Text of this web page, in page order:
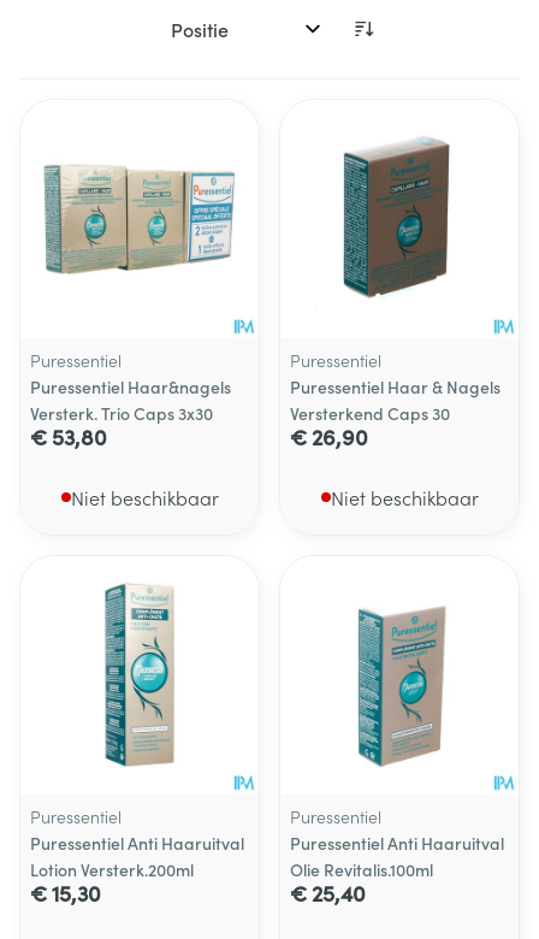
Sorteer op:
Puressentiel
Puressentiel Haar&nagels
Versterk. Trio Caps 3x30
€ 53,80
Niet beschikbaar
Puressentiel
Puressentiel Haar & Nagels
Versterkend Caps 30
€ 26,90
Niet beschikbaar
Puressentiel
Puressentiel Anti Haaruitval
Lotion Versterk.200ml
€ 15,30
Puressentiel
Puressentiel Anti Haaruitval
Olie Revitalis.100ml
€ 25,40